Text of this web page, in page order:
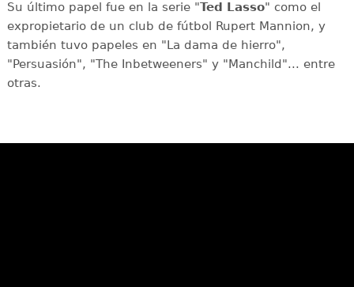
Su último papel fue en la serie "Ted Lasso" como el
expropietario de un club de fútbol ​​Rupert Mannion, y
también tuvo papeles en "La dama de hierro",
"Persuasión", "The Inbetweeners" y "Manchild"... entre
otras.